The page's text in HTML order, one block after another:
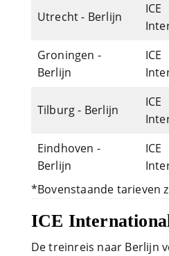
Utrecht - Berlijn
ICE
Groningen -
Berlijn
ICE
Tilburg - Berlijn
ICE
Eindhoven -
Berlijn
ICE
*Bovenstaande tarieven
ICE
De treinreis naar Berlijn